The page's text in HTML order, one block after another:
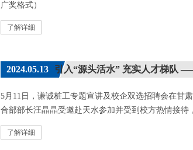
广奖格式）
了解详细
2024.05.13 引入“源头活水” 充实人才梯队 ——公司
5月11日，谦诚桩工专题宣讲及校企双选招聘会在甘
合部部长汪晶晶受邀赴天水参加并受到校方热情接待
了解详细